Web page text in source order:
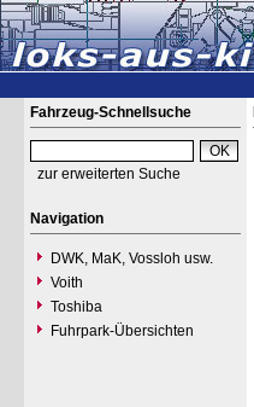
Fahrzeug-Schnellsuche
zur erweiterten Suche
Navigation
DWK, MaK, Vossloh usw.
Voith
Toshiba
Fuhrpark-Übersichten